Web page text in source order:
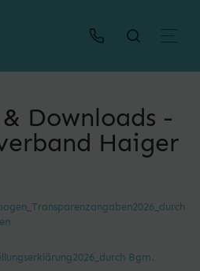
Downloads -
Haiger
Bgm.